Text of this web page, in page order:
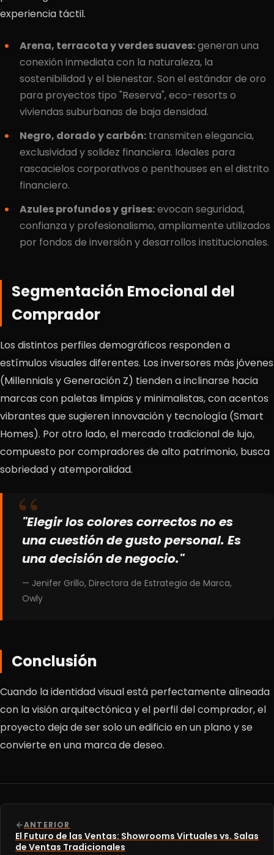
experiencia táctil.
Arena, terracota y verdes suaves:generan una
conexión inmediata con la naturaleza, la
sostenibilidad y el bienestar. Son el estándar de oro
para proyectos tipo "Reserva", eco-resorts o
viviendas suburbanas de baja densidad.
Negro, dorado y carbón: transmiten elegancia,
exclusividad y solidez financiera. Ideales para
rascacielos corporativos o penthouses en el distrito
financiero.
Azules profundos y grises:evocan seguridad,
confianza y profesionalismo, ampliamente utilizados
por fondos de inversión y desarrollos institucionales.
Segmentación Emocional del
Comprador
Los distintos perfiles demográficos responden a
estímulos visuales diferentes. Los inversores más jóvenes
(Millennials y Generación Z) tienden a inclinarse hacia
marcas con paletas limpias y minimalistas, con acentos
vibrantes que sugieren innovación y tecnología (Smart
Homes). Por otro lado, el mercado tradicional de lujo,
compuesto por compradores de alto patrimonio, busca
sobriedad y atemporalidad.
"Elegir los colores correctos no es
una cuestión de gusto personal. Es
una decisión de negocio."
— Jenifer Grillo, Directora de Estrategia de Marca,
Owly
Conclusión
Cuando la identidad visual está perfectamente alineada
con la visión arquitectónica y el perfil del comprador, el
proyecto deja de ser solo un edificio en un plano y se
convierte en una marca de deseo.
ANTERIOR
El Futuro de las Ventas: Showrooms Virtuales vs. Salas
de Ventas Tradicionales